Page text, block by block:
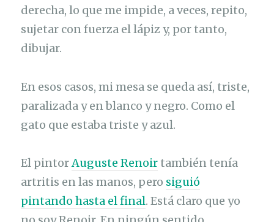
derecha, lo que me impide, a veces, repito,
sujetar con fuerza el lápiz y, por tanto,
dibujar.
En esos casos, mi mesa se queda así, triste,
paralizada y en blanco y negro. Como el
gato que estaba triste y azul.
El pintorAuguste Renoirtambién tenía
artritis en las manos, pero siguió
pintando hasta el final. Está claro que yo